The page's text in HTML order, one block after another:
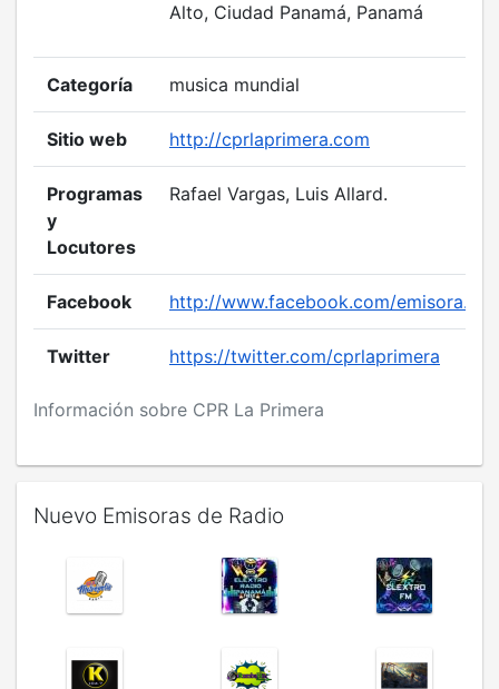
Información sobre CPR La Primera
Alto, Ciudad Panamá, Panamá
Categoría musica mundial
Sitio web http://cprlaprimera.com
Programas
y
Locutores
Rafael Vargas, Luis Allard.
Facebook http://www.facebook.com/
Twitter https://twitter.com/cprlaprimera
Nuevo Emisoras de Radio